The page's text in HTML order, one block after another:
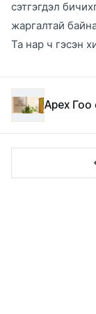
сэтгэгдэл
жаргалтай
Та нар ч гэсэн
Apex